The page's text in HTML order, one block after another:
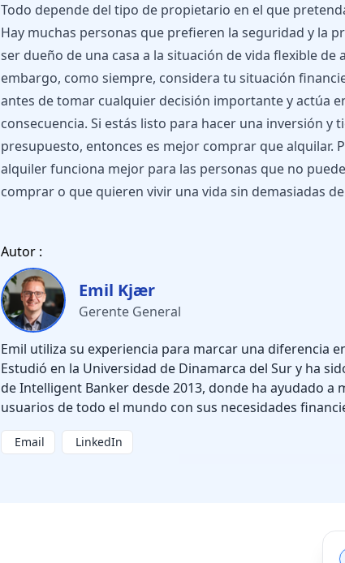
Todo depende del tipo de propietario en el que
Hay muchas personas que prefieren la seguridad y la
ser dueño de una casa a la situación de vida flexible de
embargo, como siempre, considera tu situación
antes de tomar cualquier decisión importante y actúa
consecuencia. Si estás listo para hacer una inversión y
presupuesto, entonces es mejor comprar que alquilar.
alquiler funciona mejor para las personas que no
comprar o que quieren vivir una vida sin demasiadas
Autor :
Emil Kjær
Gerente General
Emil utiliza su experiencia para marcar una diferencia
Estudió en la Universidad de Dinamarca del Sur y ha
de Intelligent Banker desde 2013, donde ha ayudado a
usuarios de todo el mundo con sus necesidades
Email LinkedIn